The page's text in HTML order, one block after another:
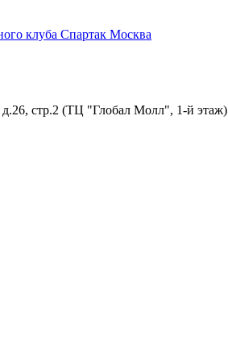
д.26, стр.2 (ТЦ "Глобал Молл", 1-й этаж)